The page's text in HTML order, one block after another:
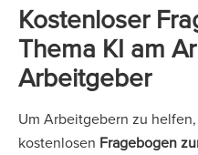
Kostenloser
Thema KI am
Arbeitgeber
Um Arbeitgebern zu
kostenlosen Fragebogen